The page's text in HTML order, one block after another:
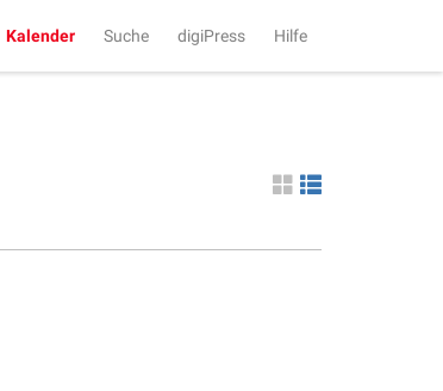
Kalender Suche digiPress Hilfe